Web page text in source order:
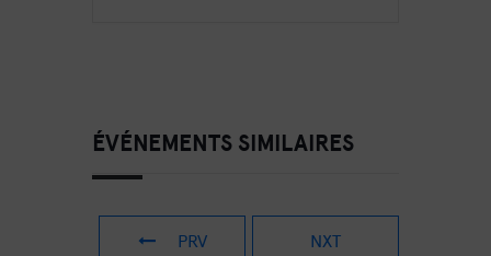
ÉVÉNEMENTS SIMILAIRES
PRV
NXT